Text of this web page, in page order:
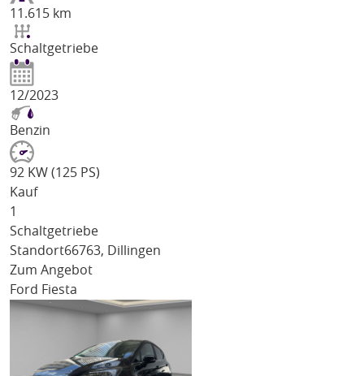
11.615 km
Schaltgetriebe
12/2023
Benzin
92 KW (125 PS)
Kauf
1
Schaltgetriebe
Standort66763, Dillingen
Zum Angebot
Ford Fiesta